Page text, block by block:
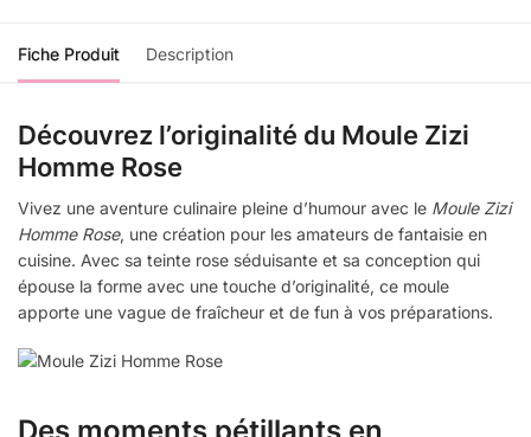
Fiche Produit Description
Découvrez l’originalité du Moule Zizi
Homme Rose
Vivez une aventure culinaire pleine d’humour avec le Moule Zizi
Homme Rose, une création pour les amateurs de fantaisie en
cuisine. Avec sa teinte rose séduisante et sa conception qui
épouse la forme avec une touche d’originalité, ce moule
apporte une vague de fraîcheur et de fun à vos préparations.